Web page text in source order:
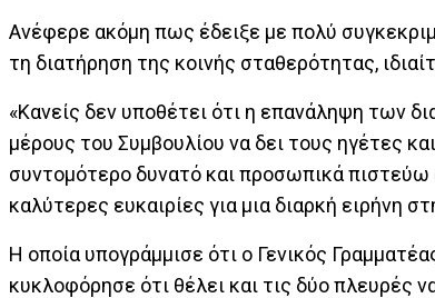
Ανέφερε ακόμη πως έδειξε με πολύ
τη διατήρηση της κοινής σταθερότητας,
«Κανείς δεν υποθέτει ότι η επανάληψη των
μέρους του Συμβουλίου να δει τους ηγέτες
συντομότερο δυνατό και προσωπικά πιστεύω
καλύτερες ευκαιρίες για μια διαρκή ειρήνη
Η οποία υπογράμμισε ότι ο Γενικός
κυκλοφόρησε ότι θέλει και τις δύο πλευρές